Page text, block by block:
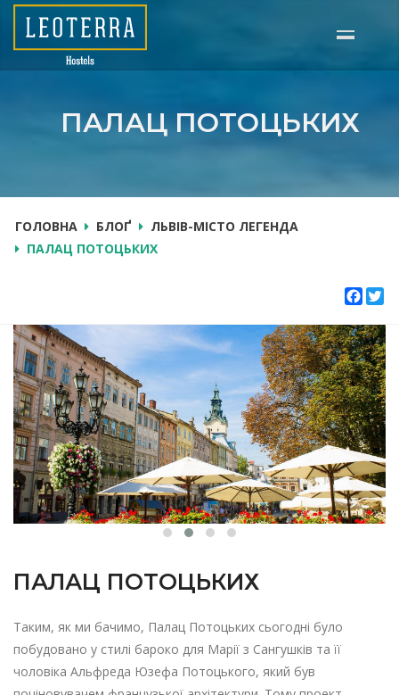
Перейти
основного
ПАЛАЦ ПОТОЦЬКИХ
ГОЛОВНА БЛОҐ
ЛЬВІВ-МІСТО ЛЕГЕНДА
ПАЛАЦ ПОТОЦЬКИХ
ПАЛАЦ ПОТОЦЬКИХ
Таким, як ми бачимо, Палац Потоцьких сьогодні було
побудовано у стилі бароко для Марії з Сангушків та її
чоловіка Альфреда Юзефа Потоцького, який був